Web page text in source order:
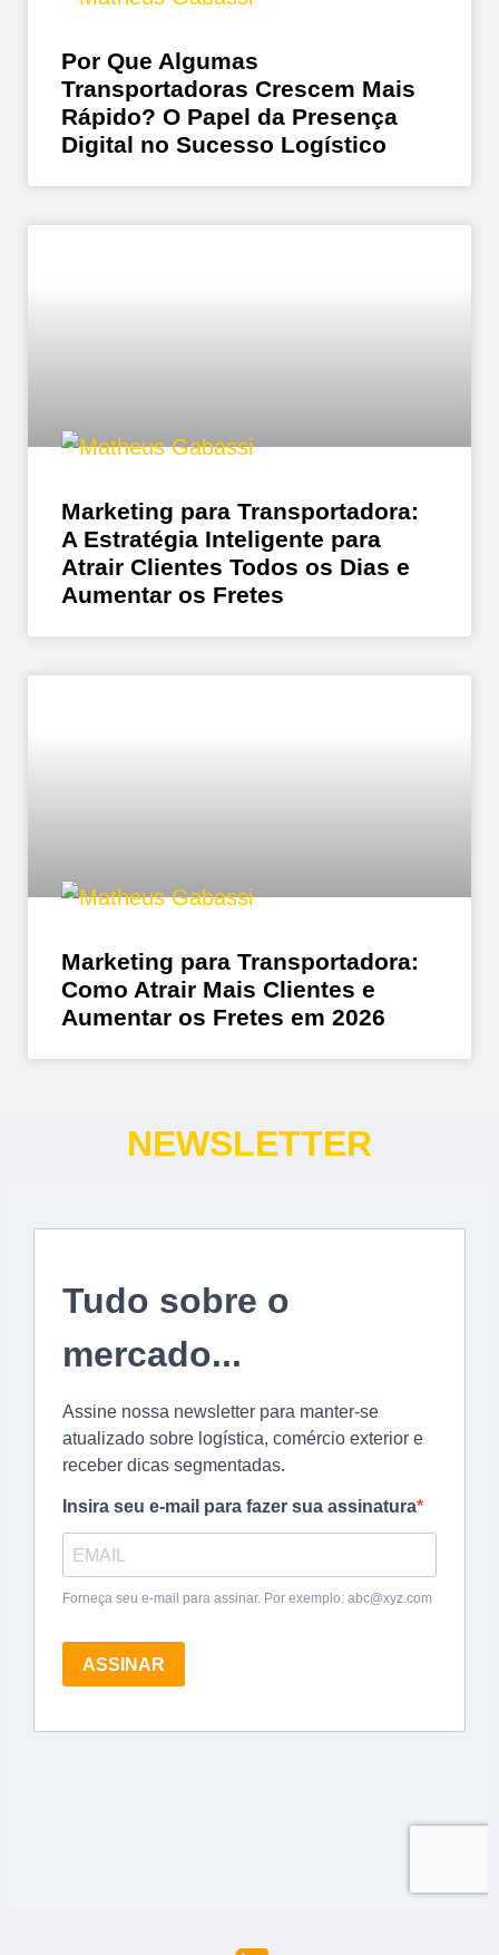
Por Que Algumas
Transportadoras Crescem Mais
Rápido? O Papel da Presença
Digital no Sucesso Logístico
Marketing para Transportadora:
A Estratégia Inteligente para
Atrair Clientes Todos os Dias e
Aumentar os Fretes
Marketing para Transportadora:
Como Atrair Mais Clientes e
Aumentar os Fretes em 2026
NEWSLETTER